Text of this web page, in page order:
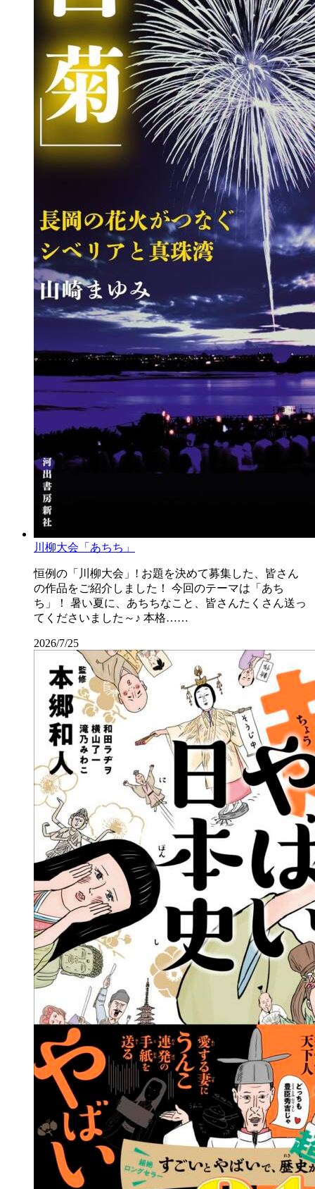
川柳大会「あちち」
恒例の「川柳大会」! お題を決めて募集した、皆さん
の作品をご紹介しました！ 今回のテーマは「あち
ち」！ 暑い夏に、あちちなこと、皆さんたくさん送っ
てくださいました～♪ 本格……
2026/7/25